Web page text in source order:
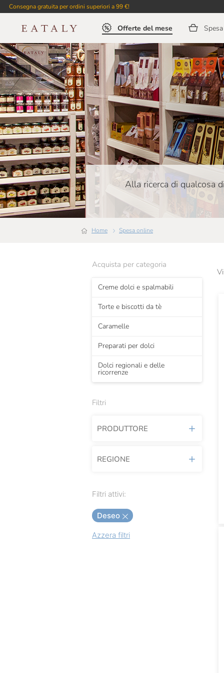
Consegna gratuita per ordini superiori a 99 €!
Offerte del mese
Alla ricerca di qualcosa
Home Spesa online
Acquista per categoria
Creme dolci e spalmabili
Torte e biscotti da tè
Caramelle
Preparati per dolci
Dolci regionali e delle
ricorrenze
Filtri
PRODUTTORE
Agrimontana
Alicos
Altromercato
Amarelli
REGIONE
Emilia Romagna
Toscana
Filtri attivi:
Deseo
Azzera filtri